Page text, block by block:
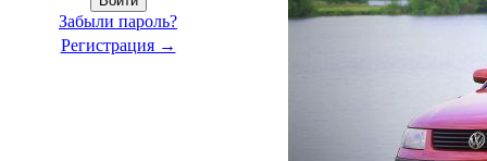
Забыли пароль?
Регистрация →